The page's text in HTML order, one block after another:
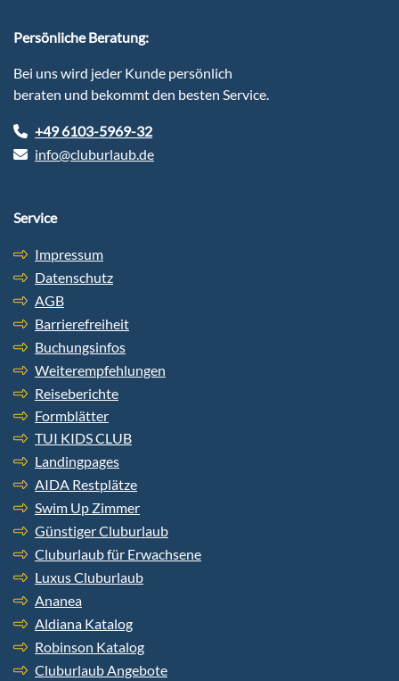
Persönliche Beratung:
Bei uns wird jeder Kunde persönlich
beraten und bekommt den besten Service.
+49 6103-5969-32
info@cluburlaub.de
Service
Impressum
Datenschutz
AGB
Barrierefreiheit
Buchungsinfos
Weiterempfehlungen
Reiseberichte
Formblätter
TUI KIDS CLUB
Landingpages
AIDA Restplätze
Swim Up Zimmer
Günstiger Cluburlaub
Cluburlaub für Erwachsene
Luxus Cluburlaub
Ananea
Aldiana Katalog
Robinson Katalog
Cluburlaub Angebote